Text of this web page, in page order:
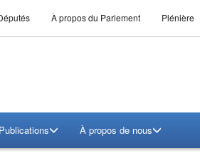
À propos du Parlement Plénière
Publications À propos de nous